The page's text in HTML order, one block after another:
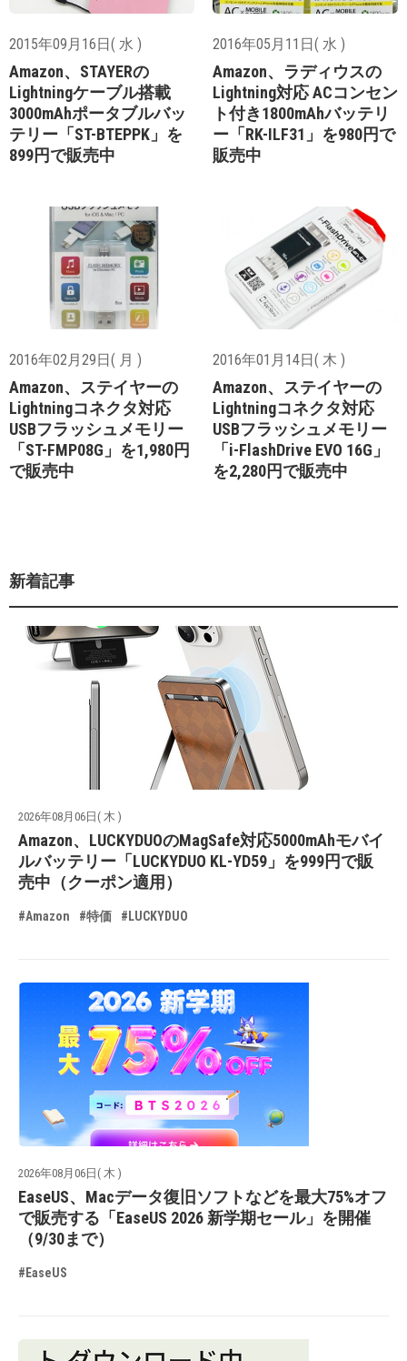
2015年09月16日( 水 )
Amazon、STAYERの
Lightningケーブル搭載
3000mAhポータブルバッ
テリー「ST-BTEPPK」を
899円で販売中
2016年05月11日( 水 )
Amazon、ラディウスの
Lightning対応 ACコンセン
ト付き1800mAhバッテリ
ー「RK-ILF31」を980円で
販売中
2016年02月29日( 月 )
Amazon、ステイヤーの
Lightningコネクタ対応
USBフラッシュメモリー
「ST-FMP08G」を1,980円
で販売中
2016年01月14日( 木 )
Amazon、ステイヤーの
Lightningコネクタ対応
USBフラッシュメモリー
「i-FlashDrive EVO 16G」
を2,280円で販売中
新着記事
2026年08月06日( 木 )
Amazon、LUCKYDUOのMagSafe対応5000mAhモバイ
ルバッテリー「LUCKYDUO KL-YD59」を999円で販
売中（クーポン適用）
#Amazon #特価 #LUCKYDUO
2026年08月06日( 木 )
EaseUS、Macデータ復旧ソフトなどを最大75%オフ
で販売する「EaseUS 2026 新学期セール」を開催
（9/30まで）
#EaseUS